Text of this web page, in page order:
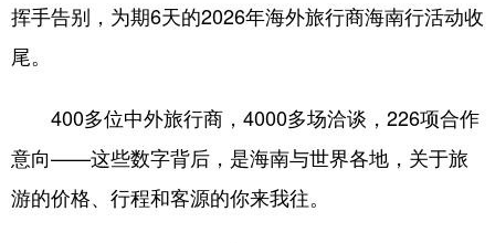
挥手告别，为期6天的2026年海外旅行商海南行活动收
尾。
400多位中外旅行商，4000多场洽谈，226项合作
意向——这些数字背后，是海南与世界各地，关于旅
游的价格、行程和客源的你来我往。